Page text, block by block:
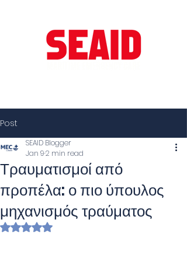
Post
Τραυματισμοί από
προπέλα: ο πιο ύπουλος
μηχανισμός τραύματος
SEAID Blogger
Jan 92 min read
Rated NaN out of 5 stars.